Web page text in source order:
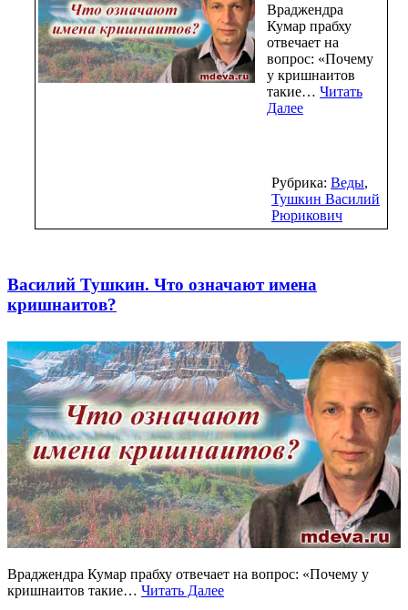
Враджендра
Кумар прабху
отвечает на
вопрос: «Почему
у кришнаитов
такие… Читать
Далее
Рубрика: Веды,
Тушкин Василий
Рюрикович
Василий Тушкин. Что означают имена
кришнаитов?
Враджендра Кумар прабху отвечает на вопрос: «Почему у
кришнаитов такие… Читать Далее